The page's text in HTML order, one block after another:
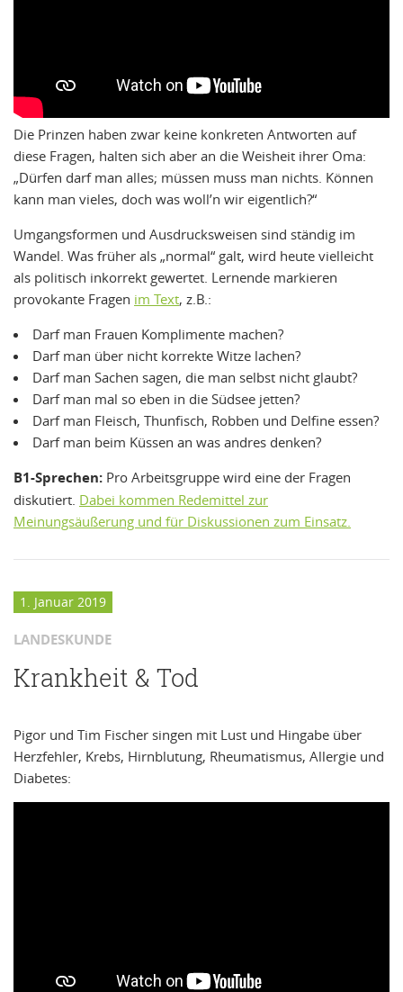
Die Prinzen haben zwar keine konkreten Antworten auf
diese Fragen, halten sich aber an die Weisheit ihrer Oma:
„Dürfen darf man alles; müssen muss man nichts. Können
kann man vieles, doch was woll’n wir eigentlich?“
Umgangsformen und Ausdrucksweisen sind ständig im
Wandel. Was früher als „normal“ galt, wird heute vielleicht
als politisch inkorrekt gewertet. Lernende markieren
provokante Fragen im Text, z.B.:
Darf man Frauen Komplimente machen?
Darf man über nicht korrekte Witze lachen?
Darf man Sachen sagen, die man selbst nicht glaubt?
Darf man mal so eben in die Südsee jetten?
Darf man Fleisch, Thunfisch, Robben und Delfine essen?
Darf man beim Küssen an was andres denken?
B1-Sprechen: Pro Arbeitsgruppe wird eine der Fragen
diskutiert. Dabei kommen Redemittel zur
Meinungsäußerung und für Diskussionen zum Einsatz.
1. Januar 2019
LANDESKUNDE
Krankheit & Tod
Pigor und Tim Fischer singen mit Lust und Hingabe über
Herzfehler, Krebs, Hirnblutung, Rheumatismus, Allergie und
Diabetes: